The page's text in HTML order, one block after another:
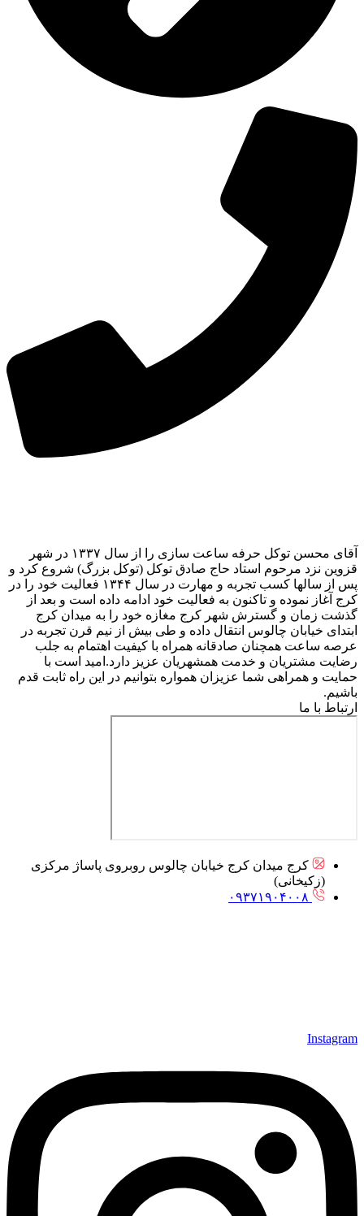
آقای محسن توکل حرفه ساعت سازی را از سال ۱۳۳۷ در شهر
قزوین نزد مرحوم استاد حاج صادق توکل (توکل بزرگ) شروع کرد و
پس از سالها کسب تجربه و مهارت در سال ۱۳۴۴ فعالیت خود را در
کرج آغاز نموده و تاکنون به فعالیت خود ادامه داده است و بعد از
گذشت زمان و گسترش شهر کرج مغازه خود را به میدان کرج
ابتدای خیابان چالوس انتقال داده و طی بیش از نیم قرن تجربه در
عرصه ساعت همچنان صادقانه همراه با کیفیت اهتمام به جلب
رضایت مشتریان و خدمت همشهریان عزیز دارد.امید است با
حمایت و همراهی شما عزیزان همواره بتوانیم در این راه ثابت قدم
باشیم.
ارتباط با ما
کرج میدان کرج خیابان چالوس روبروی پاساژ مرکزی
(زکیخانی)
۰۹۳۷۱۹۰۴۰۰۸
Instagram